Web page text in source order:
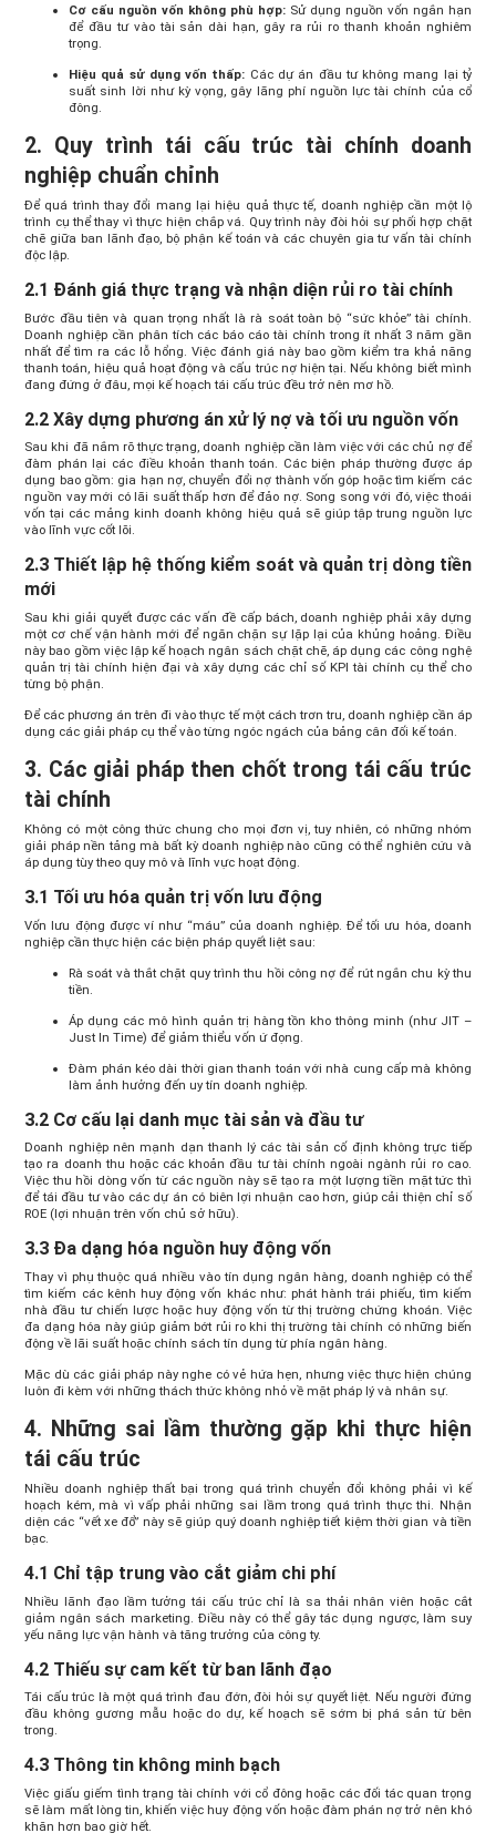
Cơ cấu nguồn vốn không phù hợp: Sử dụng nguồn vốn ngắn hạn
để đầu tư vào tài sản dài hạn, gây ra rủi ro thanh khoản nghiêm
trọng.
Hiệu quả sử dụng vốn thấp: Các dự án đầu tư không mang lại tỷ
suất sinh lời như kỳ vọng, gây lãng phí nguồn lực tài chính của cổ
đông.
2. Quy trình tái cấu trúc tài chính doanh
nghiệp chuẩn chỉnh
Để quá trình thay đổi mang lại hiệu quả thực tế, doanh nghiệp cần một lộ
trình cụ thể thay vì thực hiện chắp vá. Quy trình này đòi hỏi sự phối hợp chặt
chẽ giữa ban lãnh đạo, bộ phận kế toán và các chuyên gia tư vấn tài chính
độc lập.
2.1 Đánh giá thực trạng và nhận diện rủi ro tài chính
Bước đầu tiên và quan trọng nhất là rà soát toàn bộ “sức khỏe” tài chính.
Doanh nghiệp cần phân tích các báo cáo tài chính trong ít nhất 3 năm gần
nhất để tìm ra các lỗ hổng. Việc đánh giá này bao gồm kiểm tra khả năng
thanh toán, hiệu quả hoạt động và cấu trúc nợ hiện tại. Nếu không biết mình
đang đứng ở đâu, mọi kế hoạch tái cấu trúc đều trở nên mơ hồ.
2.2 Xây dựng phương án xử lý nợ và tối ưu nguồn vốn
Sau khi đã nắm rõ thực trạng, doanh nghiệp cần làm việc với các chủ nợ để
đàm phán lại các điều khoản thanh toán. Các biện pháp thường được áp
dụng bao gồm: gia hạn nợ, chuyển đổi nợ thành vốn góp hoặc tìm kiếm các
nguồn vay mới có lãi suất thấp hơn để đảo nợ. Song song với đó, việc thoái
vốn tại các mảng kinh doanh không hiệu quả sẽ giúp tập trung nguồn lực
vào lĩnh vực cốt lõi.
2.3 Thiết lập hệ thống kiểm soát và quản trị dòng tiền
mới
Sau khi giải quyết được các vấn đề cấp bách, doanh nghiệp phải xây dựng
một cơ chế vận hành mới để ngăn chặn sự lặp lại của khủng hoảng. Điều
này bao gồm việc lập kế hoạch ngân sách chặt chẽ, áp dụng các công nghệ
quản trị tài chính hiện đại và xây dựng các chỉ số KPI tài chính cụ thể cho
từng bộ phận.
Để các phương án trên đi vào thực tế một cách trơn tru, doanh nghiệp cần áp
dụng các giải pháp cụ thể vào từng ngóc ngách của bảng cân đối kế toán.
3. Các giải pháp then chốt trong tái cấu trúc
tài chính
Không có một công thức chung cho mọi đơn vị, tuy nhiên, có những nhóm
giải pháp nền tảng mà bất kỳ doanh nghiệp nào cũng có thể nghiên cứu và
áp dụng tùy theo quy mô và lĩnh vực hoạt động.
3.1 Tối ưu hóa quản trị vốn lưu động
Vốn lưu động được ví như “máu” của doanh nghiệp. Để tối ưu hóa, doanh
nghiệp cần thực hiện các biện pháp quyết liệt sau:
Rà soát và thắt chặt quy trình thu hồi công nợ để rút ngắn chu kỳ thu
tiền.
Áp dụng các mô hình quản trị hàng tồn kho thông minh (như JIT –
Just In Time) để giảm thiểu vốn ứ đọng.
Đàm phán kéo dài thời gian thanh toán với nhà cung cấp mà không
làm ảnh hưởng đến uy tín doanh nghiệp.
3.2 Cơ cấu lại danh mục tài sản và đầu tư
Doanh nghiệp nên mạnh dạn thanh lý các tài sản cố định không trực tiếp
tạo ra doanh thu hoặc các khoản đầu tư tài chính ngoài ngành rủi ro cao.
Việc thu hồi dòng vốn từ các nguồn này sẽ tạo ra một lượng tiền mặt tức thì
để tái đầu tư vào các dự án có biên lợi nhuận cao hơn, giúp cải thiện chỉ số
ROE (lợi nhuận trên vốn chủ sở hữu).
3.3 Đa dạng hóa nguồn huy động vốn
Thay vì phụ thuộc quá nhiều vào tín dụng ngân hàng, doanh nghiệp có thể
tìm kiếm các kênh huy động vốn khác như: phát hành trái phiếu, tìm kiếm
nhà đầu tư chiến lược hoặc huy động vốn từ thị trường chứng khoán. Việc
đa dạng hóa này giúp giảm bớt rủi ro khi thị trường tài chính có những biến
động về lãi suất hoặc chính sách tín dụng từ phía ngân hàng.
Mặc dù các giải pháp này nghe có vẻ hứa hẹn, nhưng việc thực hiện chúng
luôn đi kèm với những thách thức không nhỏ về mặt pháp lý và nhân sự.
4. Những sai lầm thường gặp khi thực hiện
tái cấu trúc
Nhiều doanh nghiệp thất bại trong quá trình chuyển đổi không phải vì kế
hoạch kém, mà vì vấp phải những sai lầm trong quá trình thực thi. Nhận
diện các “vết xe đổ” này sẽ giúp quý doanh nghiệp tiết kiệm thời gian và tiền
bạc.
4.1 Chỉ tập trung vào cắt giảm chi phí
Nhiều lãnh đạo lầm tưởng tái cấu trúc chỉ là sa thải nhân viên hoặc cắt
giảm ngân sách marketing. Điều này có thể gây tác dụng ngược, làm suy
yếu năng lực vận hành và tăng trưởng của công ty.
4.2 Thiếu sự cam kết từ ban lãnh đạo
Tái cấu trúc là một quá trình đau đớn, đòi hỏi sự quyết liệt. Nếu người đứng
đầu không gương mẫu hoặc do dự, kế hoạch sẽ sớm bị phá sản từ bên
trong.
4.3 Thông tin không minh bạch
Việc giấu giếm tình trạng tài chính với cổ đông hoặc các đối tác quan trọng
sẽ làm mất lòng tin, khiến việc huy động vốn hoặc đàm phán nợ trở nên khó
khăn hơn bao giờ hết.